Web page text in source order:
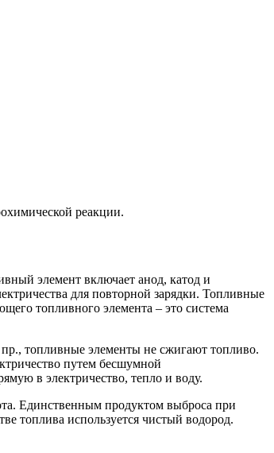
реакции.
элемент включает анод, катод и
для повторной зарядки. Топливные
топливного элемента – это система
пр., топливные элементы не сжигают топливо.
путем бесшумной
в электричество, тепло и воду.
Единственным продуктом выброса при
топлива используется чистый водород.